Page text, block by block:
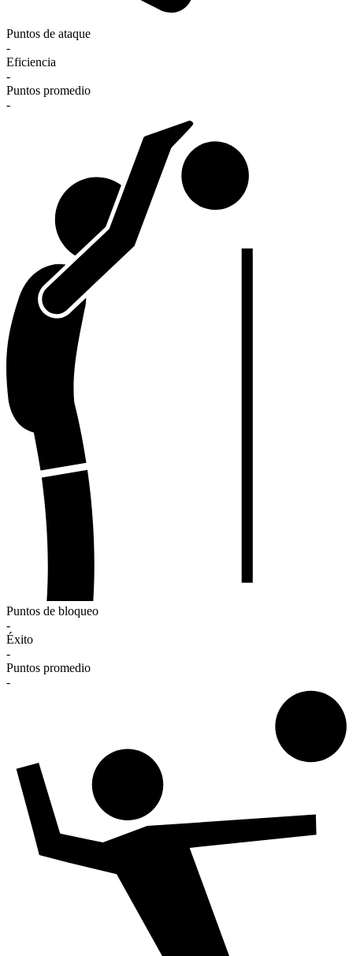
Puntos de ataque
-
Eficiencia
-
Puntos promedio
-
Puntos de bloqueo
-
Éxito
-
Puntos promedio
-